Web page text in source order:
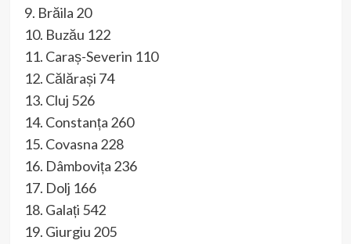
9. Brăila 20
10. Buzău 122
11. Caraș-Severin 110
12. Călărași 74
13. Cluj 526
14. Constanța 260
15. Covasna 228
16. Dâmbovița 236
17. Dolj 166
18. Galați 542
19. Giurgiu 205